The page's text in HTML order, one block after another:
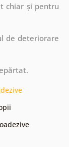
chiar și pentru
de deteriorare